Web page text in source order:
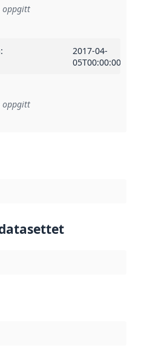
oppgitt
:
2017-04-
05T00:00:00Z
til ei implementeringsregel eller
oppgitt